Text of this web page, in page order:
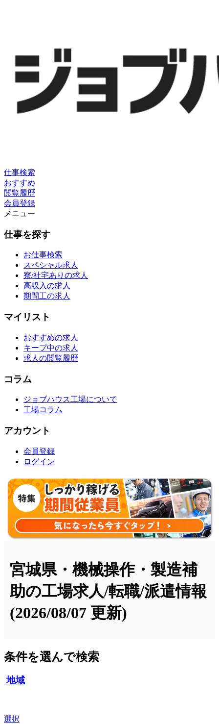
仕事検索
おすすめ
閲覧履歴
会員登録
メニュー
仕事を探す
お仕事検索
スペシャル求人
寮/社宅ありの求人
高収入の求人
期間工の求人
マイリスト
おすすめの求人
キープ中の求人
求人の閲覧履歴
コラム
ジョブハウス工場について
工場コラム
アカウント
会員登録
ログイン
宮城県・機械操作・製造補
助の工場求人/転職/派遣情報
(2026/08/07 更新)
条件を選んで検索
地域
選択